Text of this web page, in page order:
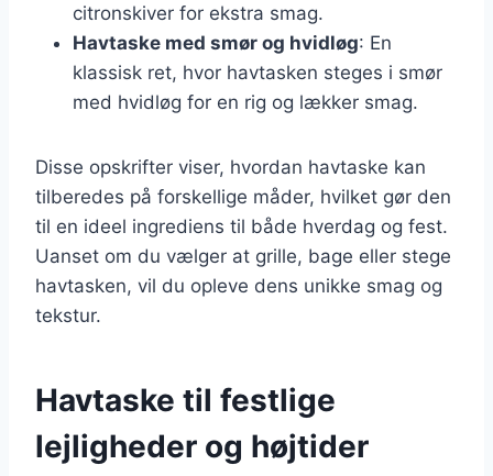
citronskiver for ekstra smag.
Havtaske med smør og hvidløg: En
klassisk ret, hvor havtasken steges i smør
med hvidløg for en rig og lækker smag.
Disse opskrifter viser, hvordan havtaske kan
tilberedes på forskellige måder, hvilket gør den
til en ideel ingrediens til både hverdag og fest.
Uanset om du vælger at grille, bage eller stege
havtasken, vil du opleve dens unikke smag og
tekstur.
Havtaske til festlige
lejligheder og højtider